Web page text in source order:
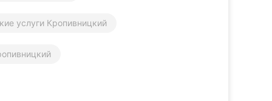
услуги Кропивницкий